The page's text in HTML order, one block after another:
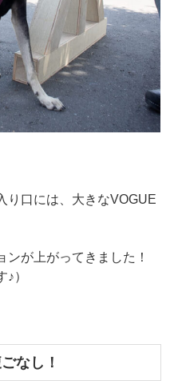
り口には、大きなVOGUE
が上がってきました！
）
なし！